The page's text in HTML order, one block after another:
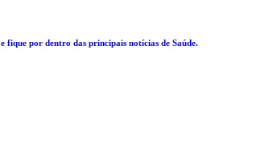
e fique por dentro das principais notícias de Saúde.